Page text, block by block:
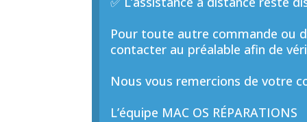
Pour toute autre commande ou
contacter au préalable afin de
Nous vous remercions de votre
L’équipe MAC OS RÉPARATIONS